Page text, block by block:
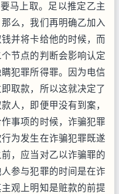
马上取。足以推定乙主
么，我们再明确乙加入
并将卡给他的时候，而
节点的判断会影响认定
犯罪所得罪。因为电信
取款，所以这就决定了
人，即便甲没有到案，
事项的时候，诈骗犯罪
为发生在诈骗犯罪既遂
，应当对乙以诈骗罪的
参与犯罪的时间是在诈
观上明知是赃款的前提